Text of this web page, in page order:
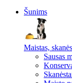
Šunims
Maistas,
Sausas